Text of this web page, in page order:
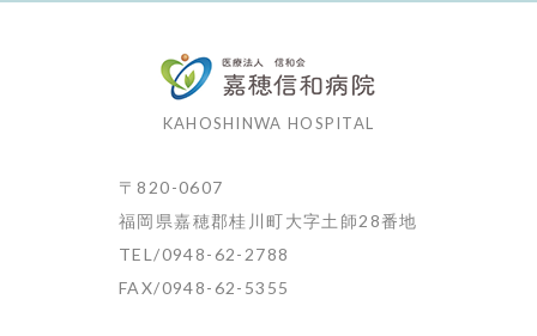
KAHOSHINWA HOSPITAL
〒820-0607
福岡県嘉穂郡桂川町大字土師28番地
TEL/0948-62-2788
FAX/0948-62-5355